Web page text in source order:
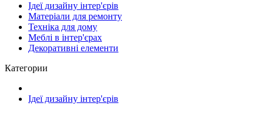
Ідеї дизайну інтер'єрів
Матеріали для ремонту
Техніка для дому
Меблі в інтер'єрах
Декоративні елементи
Категории
Ідеї дизайну інтер'єрів